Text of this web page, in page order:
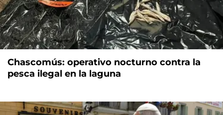
Chascomús: operativo nocturno contra la
pesca ilegal en la laguna